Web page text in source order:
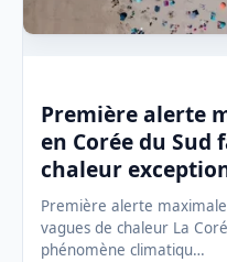
Première alerte
en Corée du Sud
chaleur
Première alerte
vagues de chaleur La
phénomène climatiqu…